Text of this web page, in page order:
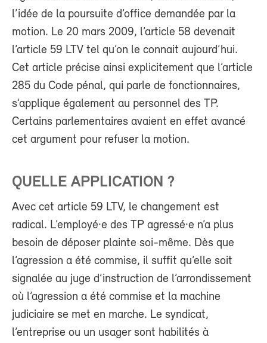
l’idée de la poursuite d’office demandée par la
motion. Le 20 mars 2009, l’article 58 devenait
l’article 59 LTV tel qu’on le connait aujourd’hui.
Cet article précise ainsi explicitement que l’article
285 du Code pénal, qui parle de fonctionnaires,
s’applique également au personnel des TP.
Certains parlementaires avaient en effet avancé
cet argument pour refuser la motion.
QUELLE APPLICATION ?
Avec cet article 59 LTV, le changement est
radical. L’employé·e des TP agressé·e n’a plus
besoin de déposer plainte soi-même. Dès que
l’agression a été commise, il suffit qu’elle soit
signalée au juge d’instruction de l’arrondissement
où l’agression a été commise et la machine
judiciaire se met en marche. Le syndicat,
l’entreprise ou un usager sont habilités à